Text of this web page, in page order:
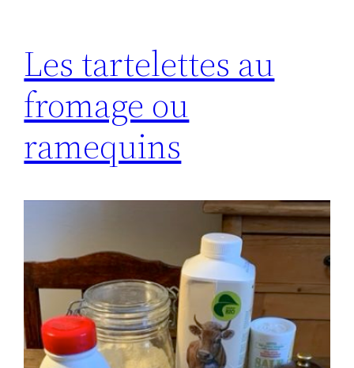
Les tartelettes au
fromage ou
ramequins